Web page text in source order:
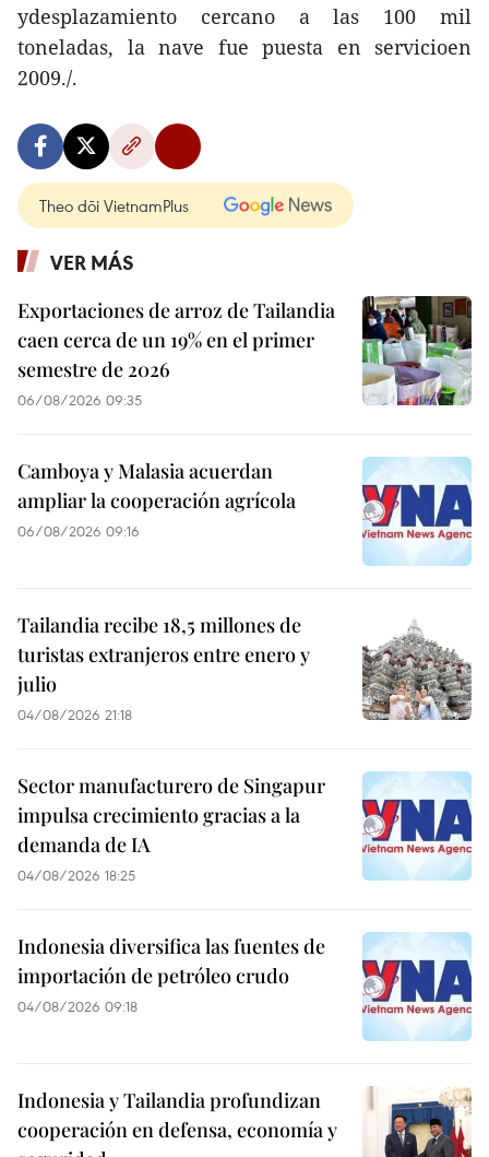
ydesplazamiento cercano a las 100 mil
toneladas, la nave fue puesta en servicioen
2009./.
Theo dõi VietnamPlus
VER MÁS
Exportaciones de arroz de Tailandia
caen cerca de un 19% en el primer
semestre de 2026
06/08/2026 09:35
Camboya y Malasia acuerdan
ampliar la cooperación agrícola
06/08/2026 09:16
Tailandia recibe 18,5 millones de
turistas extranjeros entre enero y
julio
04/08/2026 21:18
Sector manufacturero de Singapur
impulsa crecimiento gracias a la
demanda de IA
04/08/2026 18:25
Indonesia diversifica las fuentes de
importación de petróleo crudo
04/08/2026 09:18
Indonesia y Tailandia profundizan
cooperación en defensa, economía y